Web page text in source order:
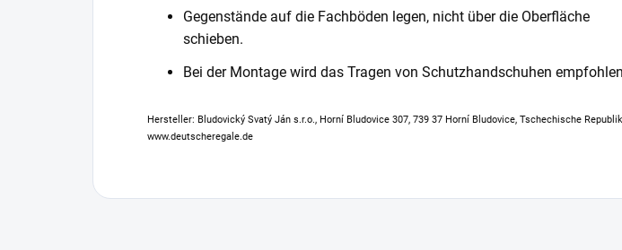
Gegenstände auf die Fachböden legen, nicht über die Oberfläche
schieben.
Bei der Montage wird das Tragen von Schutzhandschuhen
Hersteller: Bludovický Svatý Ján s.r.o., Horní Bludovice 307, 739 37 Horní Bludovice, Tschechische
www.deutscheregale.de